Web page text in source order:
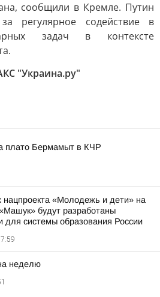
сообщили в Кремле. Путин
регулярное содействие в
задач в контексте
"Украина.ру"
плато Бермамыт в КЧР
нацпроекта «Молодежь и дети» на
будут разработаны
для системы образования России
неделю